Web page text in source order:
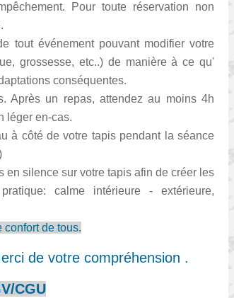
Pour toute réservation non
tout événement pouvant modifier votre
grossesse, etc..) de manière à ce qu'
conséquentes.
Après un repas, attendez au moins 4h
léger en-cas.
à côté de votre tapis pendant la séance
en silence sur votre tapis afin de créer les
calme intérieure - extérieure,
confort de tous.
de votre compréhension .
CGU